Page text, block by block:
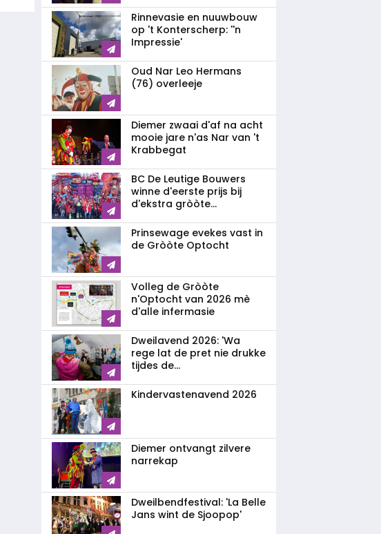
Rinnevasie en nuuwbouw
op 't Konterscherp: ''n
Impressie'
Oud Nar Leo Hermans
(76) overleeje
Diemer zwaai d'af na acht
mooie jare n'as Nar van 't
Krabbegat
BC De Leutige Bouwers
winne d'eerste prijs bij
d'ekstra gròòte...
Prinsewage evekes vast in
de Gròòte Optocht
Volleg de Gròòte
n'Optocht van 2026 mè
d'alle infermasie
Dweilavend 2026: 'Wa
rege lat de pret nie drukke
tijdes de...
Kindervastenavend 2026
Diemer ontvangt zilvere
narrekap
Dweilbendfestival: 'La Belle
Jans wint de Sjoopop'